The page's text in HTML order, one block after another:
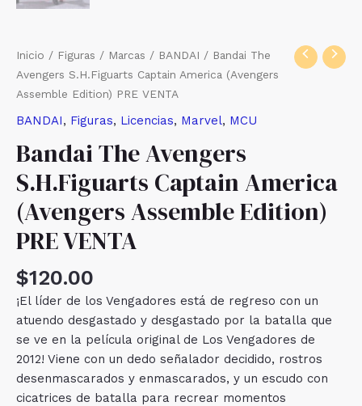
Inicio / Figuras / Marcas / BANDAI / Bandai The
Avengers S.H.Figuarts Captain America (Avengers
Assemble Edition) PRE VENTA
BANDAI, Figuras, Licencias, Marvel, MCU
Bandai The Avengers
S.H.Figuarts Captain America
(Avengers Assemble Edition)
PRE VENTA
$120.00
¡El líder de los Vengadores está de regreso con un
atuendo desgastado y desgastado por la batalla que
se ve en la película original de Los Vengadores de
2012! Viene con un dedo señalador decidido, rostros
desenmascarados y enmascarados, y un escudo con
cicatrices de batalla para recrear momentos